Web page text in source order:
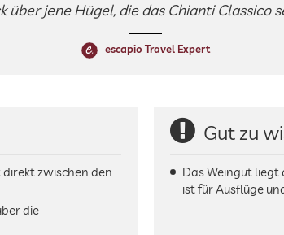
über jene Hügel, die das Chianti Classico
escapio Travel Expert
direkt zwischen den
die
Gut zu
Das Weingut liegt
ist für Ausflüge